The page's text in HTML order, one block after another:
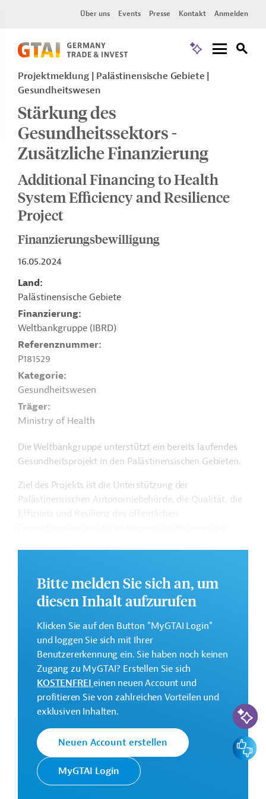
Über uns Events Presse Kontakt Anmelden
Projektmeldung
Palästinensische Gebiete
Gesundheitswesen
Stärkung des
Gesundheitssektors -
Zusätzliche Finanzierung
Additional Financing to Health
System Efficiency and Resilience
Project
Finanzierungsbewilligung
16.05.2024
Land
Palästinensische Gebiete
Finanzierung
Weltbankgruppe (IBRD)
Referenznummer
P181529
Kategorie
Gesundheitswesen
Träger
Ministry of Health
Die Weltbankgruppe unterstützt ein bereits laufendes
Gesundheitsprojekt in den Palästinensischen Gebieten.
Ziel des Projekts ist die Unterstützung der
Palästinensischen Autonomiebehörde, die Qualität, die
Weiteren soll die Reaktionsfähigkeit auf förderfähige
Krisen und Notfälle gestärkt werden.
Die Durchführung des Projekts ist bis Juni 2028 geplant.
Weitere Informationen zu dem Entwicklungsprojekt
finden Sie auf derWebseite der Weltbankgruppe
und im Originaldokument, das zum Download
bereitsteht.
GTAI informiert über die
Schwerpunkte, Regularien und praktische Hinweise zur
Geschäftsanbahnung.
Gesamtkosten:
45 Millionen US-Dollar
Bitte melden Sie sich an, um
diesen Inhalt aufzurufen
Klicken Sie auf den Button "MyGTAI Login"
und loggen Sie sich mit Ihrer
Benutzererkennung ein. Sie haben noch keinen
Zugang zu MyGTAI? Erstellen Sie sich
KOSTENFREIeinen neuen Account und
profitieren Sie von zahlreichen Vorteilen und
exklusiven Inhalten.
Neuen Account erstellen
MyGTAI Login
KI-